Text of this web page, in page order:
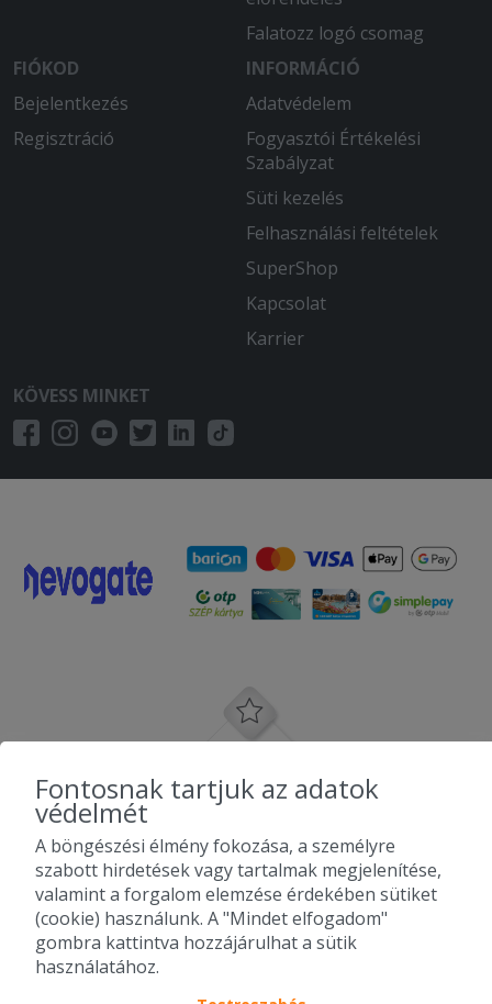
Falatozz logó csomag
FIÓKOD
Bejelentkezés
Regisztráció
INFORMÁCIÓ
Adatvédelem
Fogyasztói Értékelési
Szabályzat
Süti kezelés
Felhasználási feltételek
SuperShop
Kapcsolat
Karrier
KÖVESS MINKET
Fontosnak tartjuk az adatok
védelmét
A böngészési élmény fokozása, a személyre
szabott hirdetések vagy tartalmak megjelenítése,
valamint a forgalom elemzése érdekében sütiket
(cookie) használunk. A "Mindet elfogadom"
gombra kattintva hozzájárulhat a sütik
használatához.